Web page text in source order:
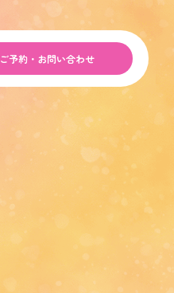
ご予約・お問い合わせ